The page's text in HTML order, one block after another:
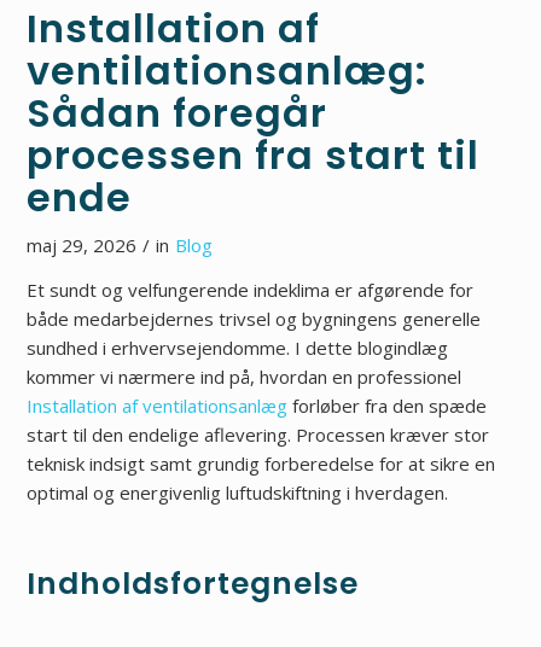
Installation af
ventilationsanlæg:
Sådan foregår
processen fra start til
ende
maj 29, 2026 / in Blog
Et sundt og velfungerende indeklima er afgørende for
både medarbejdernes trivsel og bygningens generelle
sundhed i erhvervsejendomme. I dette blogindlæg
kommer vi nærmere ind på, hvordan en professionel
Installation af ventilationsanlæg forløber fra den spæde
start til den endelige aflevering. Processen kræver stor
teknisk indsigt samt grundig forberedelse for at sikre en
optimal og energivenlig luftudskiftning i hverdagen.
Indholdsfortegnelse